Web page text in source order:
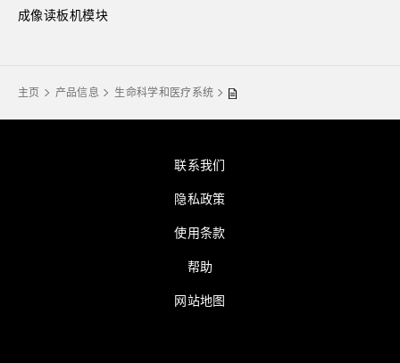
成像读板机模块
主页 产品信息 生命科学和医疗系统
联系我们
隐私政策
使用条款
帮助
网站地图